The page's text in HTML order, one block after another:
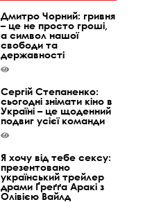
Дмитро Чорний: гривня
– це не просто гроші,
а символ нашої
свободи та
державності
Сергій Степаненко:
сьогодні знімати кіно в
Україні – це щоденний
подвиг усієї команди
Я хочу від тебе сексу:
презентовано
український трейлер
драми Ґреґґа Аракі з
Олівією Вайлд